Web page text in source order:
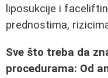
liposukcije i
prednostima,
Sve što treba da
procedurama: Od